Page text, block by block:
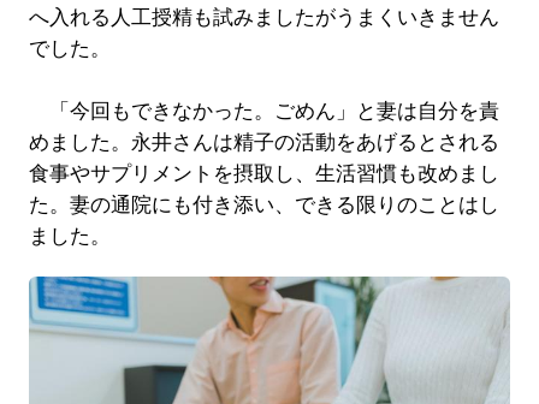
へ入れる人工授精も試みましたがうまくいきません
でした。
「今回もできなかった。ごめん」と妻は自分を責
めました。永井さんは精子の活動をあげるとされる
食事やサプリメントを摂取し、生活習慣も改めまし
た。妻の通院にも付き添い、できる限りのことはし
ました。